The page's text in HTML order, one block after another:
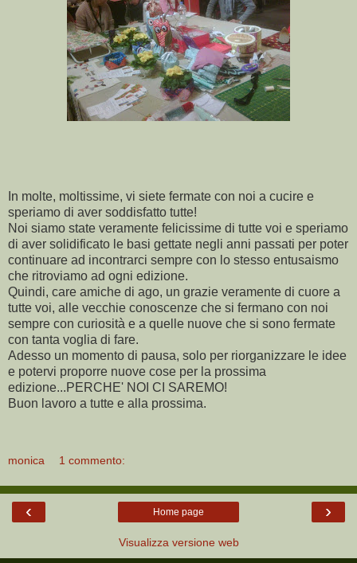
In molte, moltissime, vi siete fermate con noi a cucire e
speriamo di aver soddisfatto tutte!
Noi siamo state veramente felicissime di tutte voi e speriamo
di aver solidificato le basi gettate negli anni passati per poter
continuare ad incontrarci sempre con lo stesso entusaismo
che ritroviamo ad ogni edizione.
Quindi, care amiche di ago, un grazie veramente di cuore a
tutte voi, alle vecchie conoscenze che si fermano con noi
sempre con curiosità e a quelle nuove che si sono fermate
con tanta voglia di fare.
Adesso un momento di pausa, solo per riorganizzare le idee
e potervi proporre nuove cose per la prossima
edizione...PERCHE' NOI CI SAREMO!
Buon lavoro a tutte e alla prossima.
monica 1 commento:
‹ ›
Home page
Visualizza versione web